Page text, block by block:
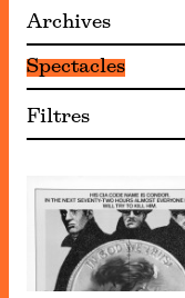
Archives
Spectacles
Filtres